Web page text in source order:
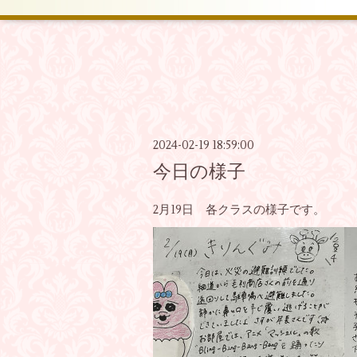
2024-02-19 18:59:00
今日の様子
2月19日 各クラスの様子です。